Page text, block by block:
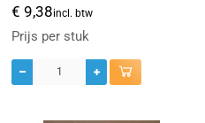
€ 9,38incl. btw
Prijs per stuk